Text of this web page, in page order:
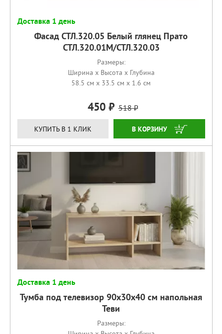
Доставка 1 день
Фасад СТЛ.320.05 Белый глянец Прато
СТЛ.320.01М/СТЛ.320.03
Размеры:
Ширина x Высота x Глубина
58.5 см x 33.5 см x 1.6 см
450 518
КУПИТЬ В 1 КЛИК КУПИТЬ
Доставка 1 день
Тумба под телевизор 90х30х40 см напольная
Теви
Размеры: